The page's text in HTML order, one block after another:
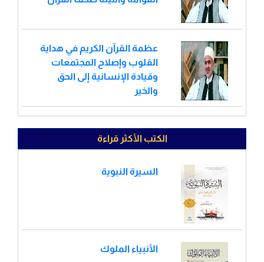
عظمة القرآن الكريم في هداية
القلوب وإصلاح المجتمعات
وقيادة الإنسانية إلى الحق
والخير
الكتب الأكثر قراءة
السيرة النبوية
الأنبياء الملوك